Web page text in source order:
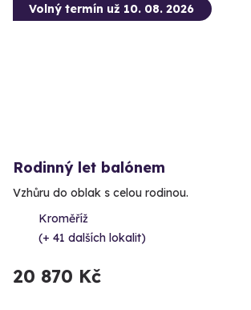
Volný termín už 10. 08. 2026
Rodinný let balónem
Vzhůru do oblak s celou rodinou.
Kroměříž
(+ 41 dalších lokalit)
20 870 Kč